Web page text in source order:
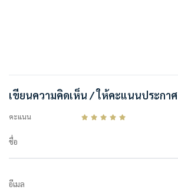
เขียนความคิดเห็น / ให้คะแนนประกาศ
คะแนน
ชื่อ
อีเมล